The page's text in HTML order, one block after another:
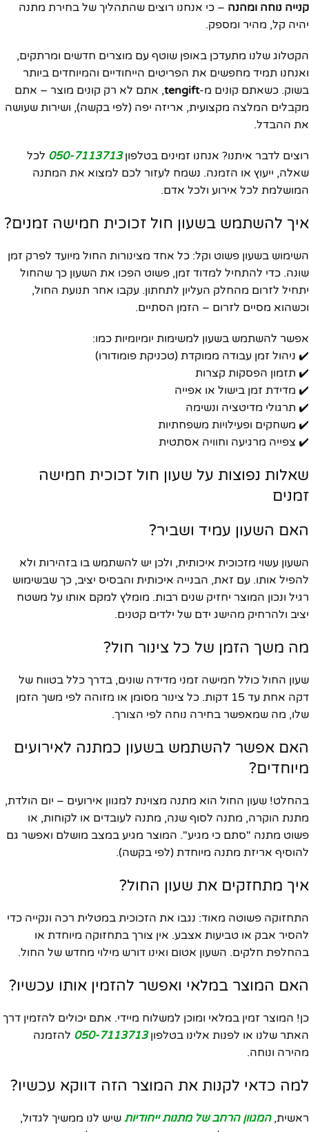
קנייה נוחה ומהנה – כי אנחנו רוצים שהתהליך של בחירת מתנה
יהיה קל, מהיר ומספק.
הקטלוג שלנו מתעדכן באופן שוטף עם מוצרים חדשים ומרתקים,
ואנחנו תמיד מחפשים את הפריטים הייחודיים והמיוחדים ביותר
בשוק. כשאתם קונים מ-tengift, אתם לא רק קונים מוצר – אתם
מקבלים המלצה מקצועית, אריזה יפה (לפי בקשה), ושירות שעושה
את ההבדל.
רוצים לדבר איתנו? אנחנו זמינים בטלפון050-7113713 לכל
שאלה, ייעוץ או הזמנה. נשמח לעזור לכם למצוא את המתנה
המושלמת לכל אירוע ולכל אדם.
איך להשתמש בשעון חול זכוכית חמישה זמנים?
השימוש בשעון פשוט וקל: כל אחד מצינורות החול מיועד לפרק זמן
שונה. כדי להתחיל למדוד זמן, פשוט הפכו את השעון כך שהחול
יתחיל לזרום מהחלק העליון לתחתון. עקבו אחר תנועת החול,
וכשהוא מסיים לזרום – הזמן הסתיים.
אפשר להשתמש בשעון למשימות יומיומיות כמו:
✔️ ניהול זמן עבודה ממוקדת (טכניקת פומודורו)
✔️ תזמון הפסקות קצרות
✔️ מדידת זמן בישול או אפייה
✔️ תרגולי מדיטציה ונשימה
✔️ משחקים ופעילויות משפחתיות
✔️ צפייה מרגיעה וחוויה אסתטית
שאלות נפוצות על שעון חול זכוכית חמישה
זמנים
האם השעון עמיד ושביר?
השעון עשוי מזכוכית איכותית, ולכן יש להשתמש בו בזהירות ולא
להפיל אותו. עם זאת, הבנייה איכותית והבסיס יציב, כך שבשימוש
רגיל ונכון המוצר יחזיק שנים רבות. מומלץ למקם אותו על משטח
יציב ולהרחיק מהישג ידם של ילדים קטנים.
מה משך הזמן של כל צינור חול?
שעון החול כולל חמישה זמני מדידה שונים, בדרך כלל בטווח של
דקה אחת עד 15 דקות. כל צינור מסומן או מזוהה לפי משך הזמן
שלו, מה שמאפשר בחירה נוחה לפי הצורך.
האם אפשר להשתמש בשעון כמתנה לאירועים
מיוחדים?
בהחלט! שעון החול הוא מתנה מצוינת למגוון אירועים – יום הולדת,
מתנת הוקרה, מתנה לסוף שנה, מתנה לעובדים או לקוחות, או
פשוט מתנה "סתם כי מגיע". המוצר מגיע במצב מושלם ואפשר גם
להוסיף אריזת מתנה מיוחדת (לפי בקשה).
איך מתחזקים את שעון החול?
התחזוקה פשוטה מאוד: נגבו את הזכוכית במטלית רכה ונקייה כדי
להסיר אבק או טביעות אצבע. אין צורך בתחזוקה מיוחדת או
בהחלפת חלקים. השעון אטום ואינו דורש מילוי מחדש של החול.
האם המוצר במלאי ואפשר להזמין אותו עכשיו?
כן! המוצר זמין במלאי ומוכן למשלוח מיידי. אתם יכולים להזמין דרך
האתר שלנו או לפנות אלינו בטלפון050-7113713 להזמנה
מהירה ונוחה.
למה כדאי לקנות את המוצר הזה דווקא עכשיו?
ראשית,המגוון הרחב של מתנות ייחודיות שיש לנו ממשיך לגדול,